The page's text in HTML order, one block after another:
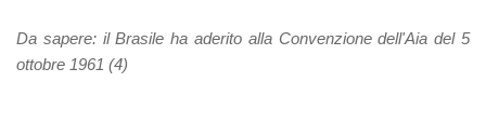
Da sapere: il Brasile ha aderito alla Convenzione dell'Aia del 5
ottobre 1961 (4)